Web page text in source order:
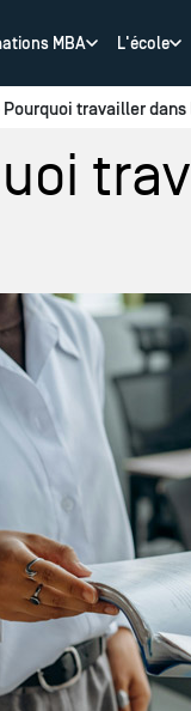
Pourquoi travailler
MBA L'école